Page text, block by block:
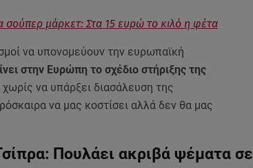
σούπερ μάρκετ: Στα 15 ευρώ το κιλό η φέτα
να υπονομεύουν την ευρωπαϊκή
στην Ευρώπη το σχέδιο στήριξης της
χωρίς να υπάρξει διασάλευση της
να μας κοστίσει αλλά δεν θα μας
Πουλάει ακριβά ψέματα σε